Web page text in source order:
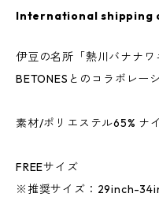
International shipping
伊豆の名所「熱川バナナワ
BETONESとのコラボレー
素材/ポリエステル65% ナ
FREEサイズ
※推奨サイズ：29inch-